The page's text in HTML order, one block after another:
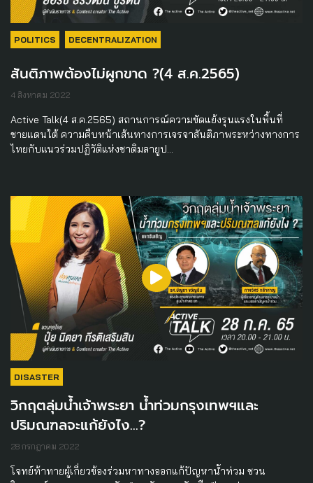
POLITICS DECENTRALIZATION
สันติภาพต้องไม่ผูกขาด ?(4 ส.ค.2565)
4 สิงหาคม 2022
Active Talk(4 ส.ค.2565) สถานการณ์ความขัดแย้งรุนแรงในพื้นที่
ชายแดนใต้ ความคืบหน้าเส้นทางการเจรจาสันติภาพระหว่างทางการ
ไทยกับแนวร่วมปฏิวัติแห่งชาติมลายูป…
DISASTER
วิกฤตลุ่มน้ำเจ้าพระยา น้ำท่วมกรุงเทพฯและ
ปริมณฑลจะแก้ยังไง…?
28 กรกฎาคม 2022
โจทย์ท้าทายผู้เกี่ยวข้องร่วมหาทางออกแก้ปัญหาน้ำท่วม ชวน